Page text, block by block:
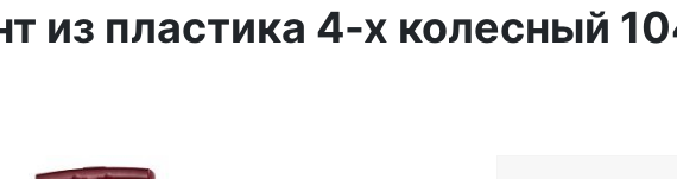
из пластика 4-х колесный